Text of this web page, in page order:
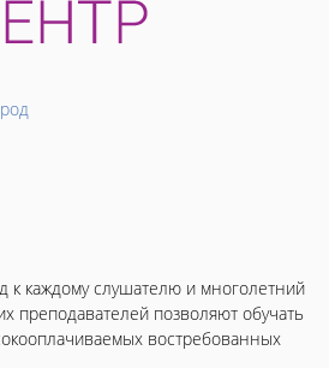
к каждому слушателю и многолетний
преподавателей позволяют обучать
востребованных